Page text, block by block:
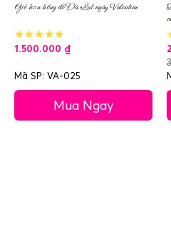
Giỏ hoa hồng đỏ Đà Lạt ngày Valentine
1.500.000 ₫
Mã SP: VA-025
Mua Ngay